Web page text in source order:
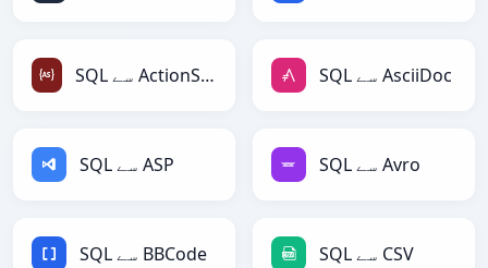
SQL سے ActionScript SQL سے AsciiDoc
SQL سے ASP SQL سے Avro
SQL سے BBCode SQL سے CSV